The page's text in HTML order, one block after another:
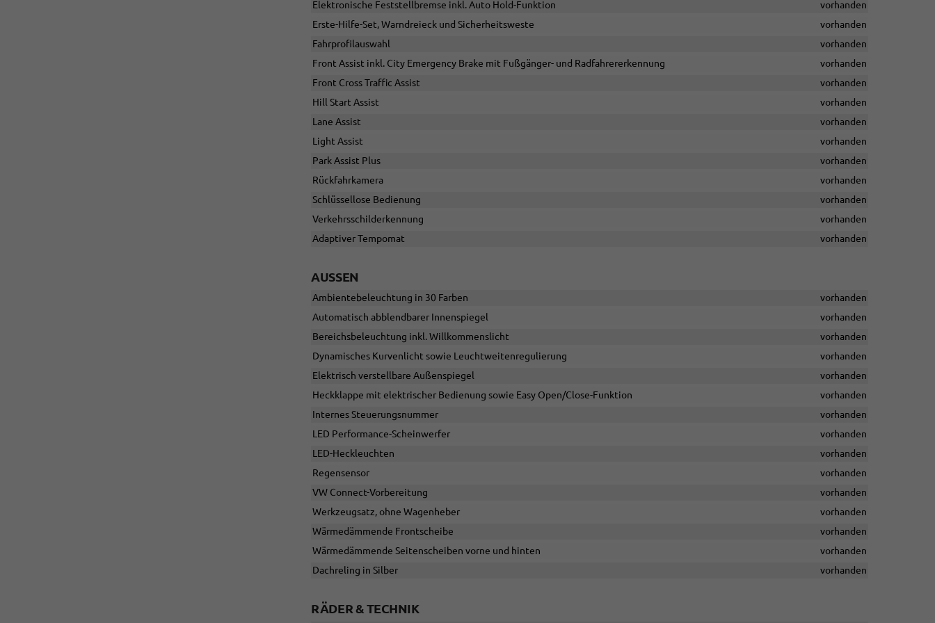
Elektronische Feststellbremse inkl. Auto Hold-Funktion
vorhanden
Erste-Hilfe-Set, Warndreieck und Sicherheitsweste
vorhanden
Fahrprofilauswahl
vorhanden
Front Assist inkl. City Emergency Brake mit Fußgänger- und Radfahrererkennung
vorhanden
Front Cross Traffic Assist
vorhanden
Hill Start Assist
vorhanden
Lane Assist
vorhanden
Light Assist
vorhanden
Park Assist Plus
vorhanden
Rückfahrkamera
vorhanden
Schlüssellose Bedienung
vorhanden
Verkehrsschilderkennung
vorhanden
Adaptiver Tempomat
vorhanden
AUSSEN
Ambientebeleuchtung in 30 Farben
vorhanden
Automatisch abblendbarer Innenspiegel
vorhanden
Bereichsbeleuchtung inkl. Willkommenslicht
vorhanden
Dynamisches Kurvenlicht sowie Leuchtweitenregulierung
vorhanden
Elektrisch verstellbare Außenspiegel
vorhanden
Heckklappe mit elektrischer Bedienung sowie Easy Open/Close-Funktion
vorhanden
Internes Steuerungsnummer
vorhanden
LED Performance-Scheinwerfer
vorhanden
LED-Heckleuchten
vorhanden
Regensensor
vorhanden
VW Connect-Vorbereitung
vorhanden
Werkzeugsatz, ohne Wagenheber
vorhanden
Wärmedämmende Frontscheibe
vorhanden
Wärmedämmende Seitenscheiben vorne und hinten
vorhanden
Dachreling in Silber
vorhanden
RÄDER & TECHNIK